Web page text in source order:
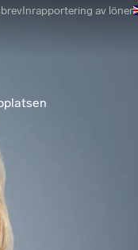
Inrapportering av löner